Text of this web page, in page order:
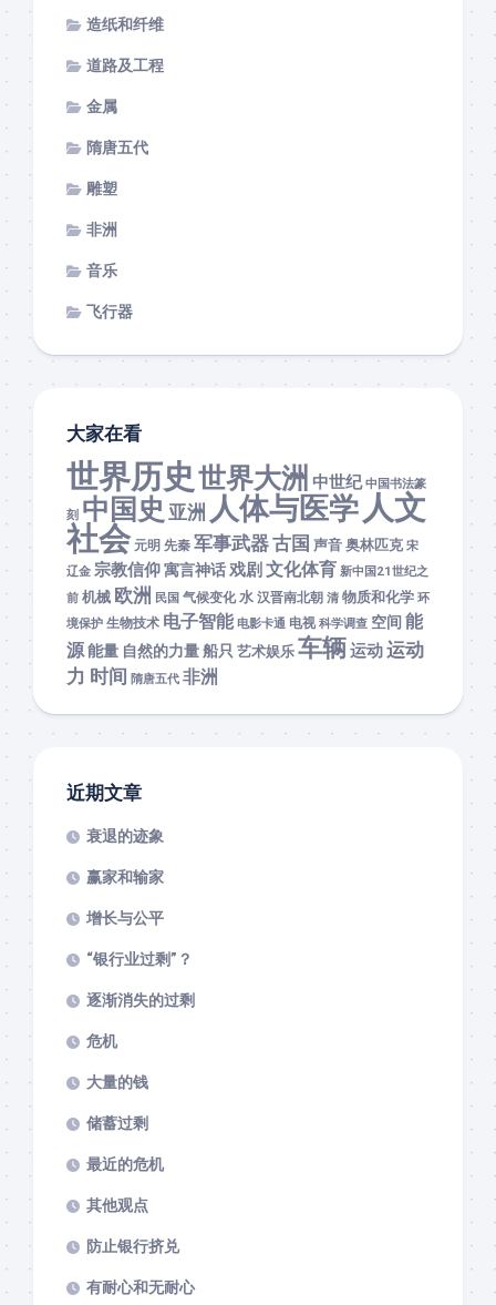
造纸和纤维
道路及工程
金属
隋唐五代
雕塑
非洲
音乐
飞行器
大家在看
世界历史 世界大洲 中世纪 中国书法篆
刻 中国史 亚洲 人体与医学人文
社会 元明 先秦 军事武器古国 声音 奥林匹克 宋
辽金 宗教信仰寓言神话戏剧 文化体育 新中国21世纪之
前 机械 欧洲 民国 气候变化 水 汉晋南北朝 清 物质和化学 环
境保护 生物技术 电子智能 电影卡通 电视 科学调查 空间 能
源能量 自然的力量船只 艺术娱乐 车辆运动运动
力 时间 隋唐五代 非洲
近期文章
衰退的迹象
赢家和输家
增长与公平
“银行业过剩”？
逐渐消失的过剩
危机
大量的钱
储蓄过剩
最近的危机
其他观点
防止银行挤兑
有耐心和无耐心